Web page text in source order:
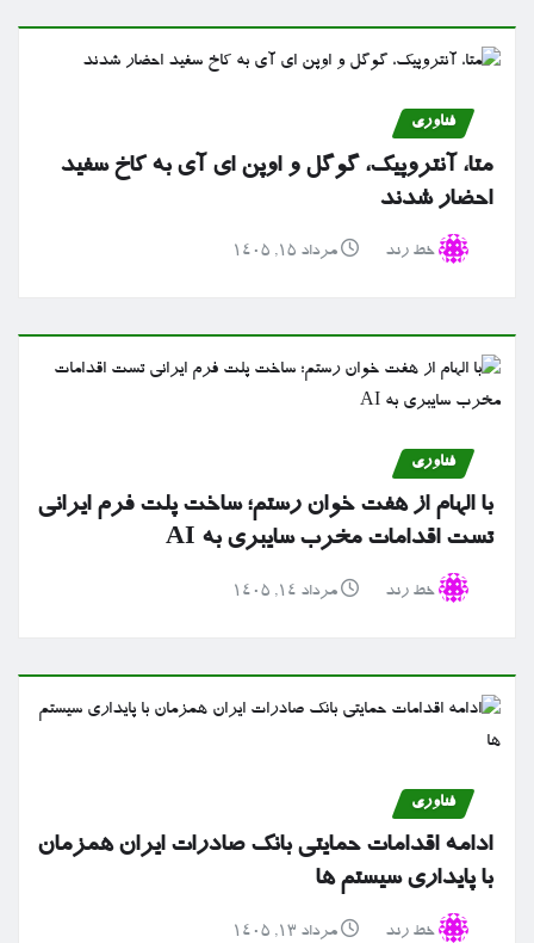
فناوری
متا، آنتروپیک، گوگل و اوپن ای آی به کاخ سفید
احضار شدند
خط رند مرداد ۱۵, ۱۴۰۵
فناوری
با الهام از هفت خوان رستم؛ ساخت پلت فرم ایرانی
تست اقدامات مخرب سایبری به AI
خط رند مرداد ۱۴, ۱۴۰۵
فناوری
ادامه اقدامات حمایتی بانک صادرات ایران همزمان
با پایداری سیستم ها
خط رند مرداد ۱۳, ۱۴۰۵